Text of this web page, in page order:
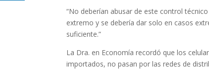
“No deberían abusar de este control
extremo y se debería dar solo en casos
suficiente.”
La Dra. en Economía recordó que los
importados, no pasan por las redes de